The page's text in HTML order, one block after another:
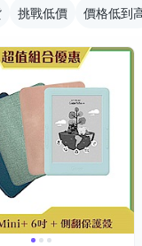
挑戰低價 價格低到